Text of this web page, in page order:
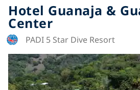
Hotel Guanaja &
Center
PADI 5 Star Dive Resort